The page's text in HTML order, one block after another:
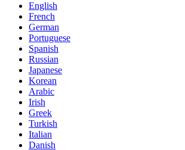
English
French
German
Portuguese
Spanish
Russian
Japanese
Korean
Arabic
Irish
Greek
Turkish
Italian
Danish